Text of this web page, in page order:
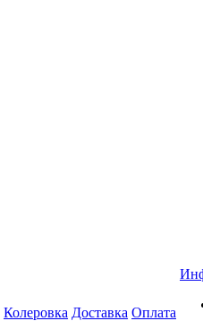
Колеровка Доставка Оплата